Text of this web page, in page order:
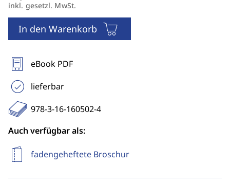
inkl. gesetzl. MwSt.
In den Warenkorb
eBook PDF
lieferbar
978-3-16-160502-4
Auch verfügbar als:
fadengeheftete Broschur